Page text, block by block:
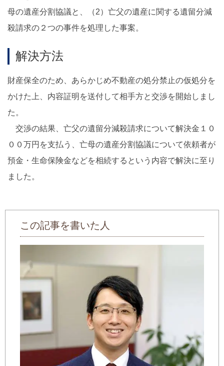
母の遺産分割協議と、（2）亡父の遺産に関する遺留分減
殺請求の２つの事件を処理した事案。
解決方法
財産保全のため、あらかじめ不動産の処分禁止の仮処分を
かけた上、内容証明を送付して相手方と交渉を開始しまし
た。
交渉の結果、亡父の遺留分減殺請求について解決金１０
００万円を支払う、亡母の遺産分割協議について依頼者が
預金・生命保険金などを相続するという内容で解決に至り
ました。
この記事を書いた人